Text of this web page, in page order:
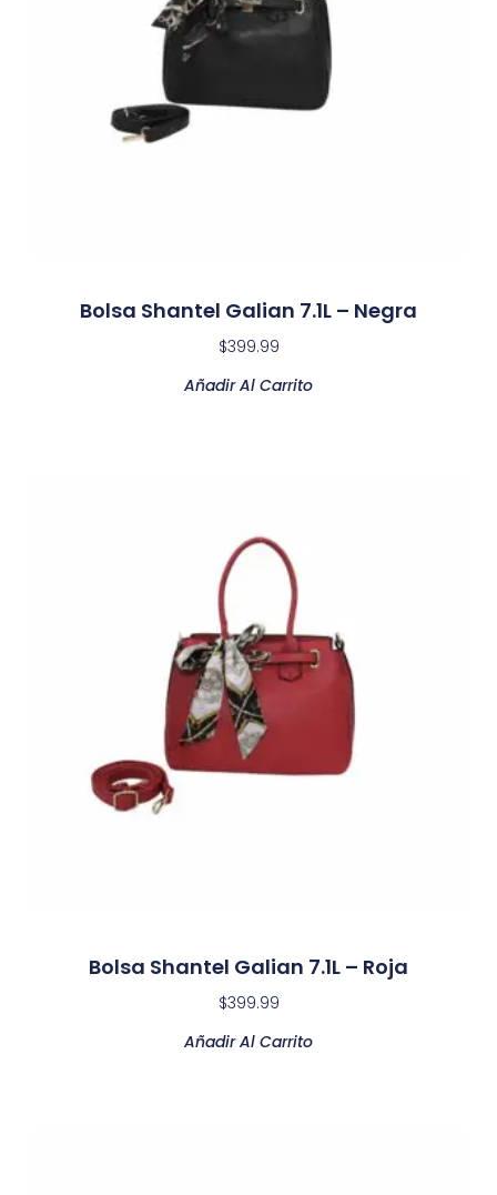
Bolsa Shantel Galian 7.1L – Negra
$399.99
Añadir Al Carrito
Bolsa Shantel Galian 7.1L – Roja
$399.99
Añadir Al Carrito